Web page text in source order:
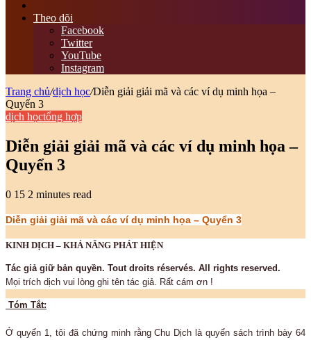
viết
ngẫu
nhiên
Theo dõi
Facebook
Twitter
YouTube
Instagram
Trang chủ/dịch học/Diễn giải giải mã và các ví dụ minh họa –
Quyển 3
dịch họctổng hợp
Diễn giải giải mã và các ví dụ minh họa –
Quyển 3
0 15 2 minutes read
Diễn giải giải mã và các ví dụ minh họa – Quyển 3
KINH DỊCH – KHẢ NĂNG PHÁT HIỆN
Tác giả giữ bản quyền. Tout droits réservés. All rights reserved.
Mọi trích dịch vui lòng ghi tên tác giả. Rất cám ơn !
Tóm Tắt:
Ở quyển 1, tôi đã chứng minh rằng Chu Dịch là quyển sách trình bày 64